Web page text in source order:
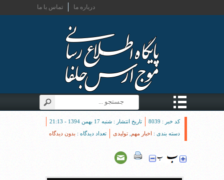
تماس با ما درباره ما
کد خبر : 8039
تاریخ انتشار : شنبه 17 بهمن 1394 - 21:13
دسته بندی : اخبار مهم تولیدی تعداد دیدگاه : بدون دیدگاه